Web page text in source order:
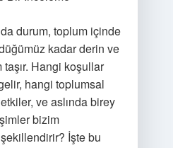
durum, toplum içinde
kadar derin ve
taşır. Hangi koşullar
hangi toplumsal
ve aslında birey
bizim
şekillendirir? İşte bu